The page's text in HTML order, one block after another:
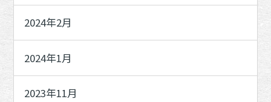
2024年2月
2024年1月
2023年11月